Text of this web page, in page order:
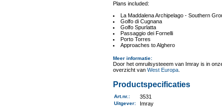
Plans included:
La Maddalena Archipelago - Southern
Golfo di Cugnana
Golfo Spurlatta
Passaggio dei Fornelli
Porto Torres
Approaches to Alghero
Meer informatie:
Door het omruilsysteeem van Imray is in
overzicht van West Europa.
Productspecificaties
Art.nr. : 3531
Uitgever: Imray